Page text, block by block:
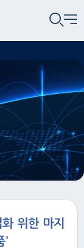
위한 마지
’